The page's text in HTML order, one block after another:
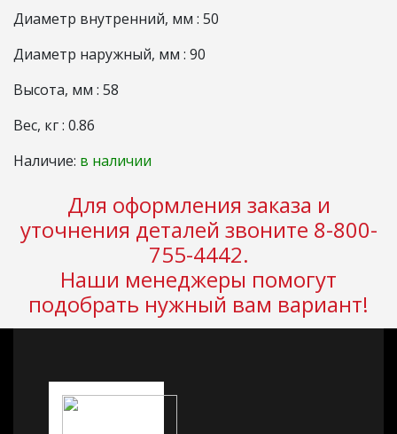
Диаметр внутренний, мм : 50
Диаметр наружный, мм : 90
Высота, мм : 58
Вес, кг : 0.86
Наличие: в наличии
Для оформления заказа и
уточнения деталей звоните 8-800-
755-4442.
Наши менеджеры помогут
подобрать нужный вам вариант!